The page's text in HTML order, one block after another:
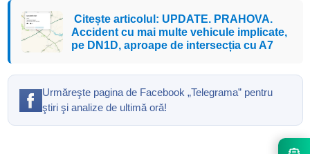
Citește articolul: UPDATE. PRAHOVA.
Accident cu mai multe vehicule implicate,
pe DN1D, aproape de intersecția cu A7
Urmăreşte pagina de Facebook „Telegrama” pentru
ştiri şi analize de ultimă oră!